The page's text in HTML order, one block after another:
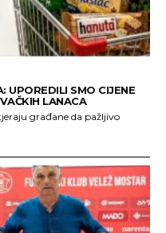
UPOREDILI SMO CIJENE
LANACA
građane da pažljivo